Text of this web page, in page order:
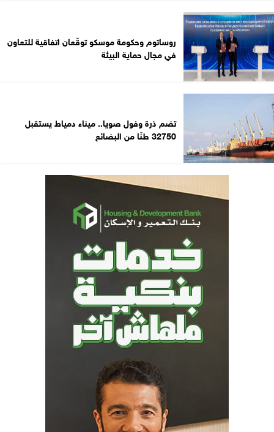
روساتوم وحكومة موسكو توقّعان اتفاقية للتعاون
في مجال حماية البيئة
تضم ذرة وفول صويا.. ميناء دمياط يستقبل
32750 طنًا من البضائع